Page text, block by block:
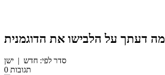
מה דעתך על הלבישו את הדוגמנית
סדר לפי: חדש | ישן
0 תגובות